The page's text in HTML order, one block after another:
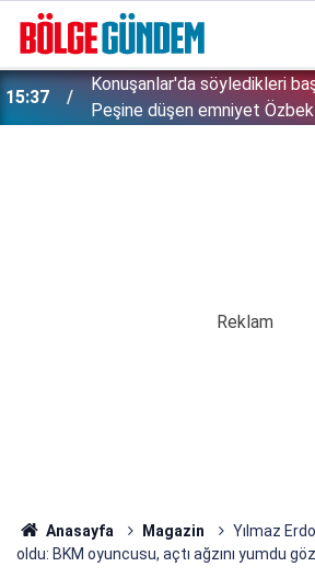
15:37
Konuşanlar'da söyledikleri
Peşine düşen emniyet Özbek
Anasayfa Magazin
Yılmaz
oldu: BKM oyuncusu, açtı ağzını yumdu